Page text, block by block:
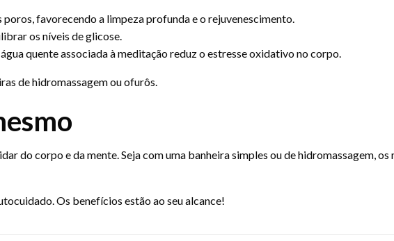
favorecendo a limpeza profunda e o rejuvenescimento.
os níveis de glicose.
quente associada à meditação reduz o estresse oxidativo no corpo.
de hidromassagem ou ofurôs.
do corpo e da mente. Seja com uma banheira simples ou de hidromassagem,
Os benefícios estão ao seu alcance!